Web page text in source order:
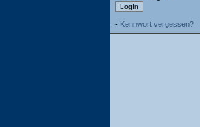
- Kennwort vergessen?